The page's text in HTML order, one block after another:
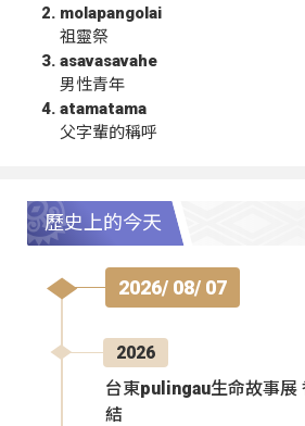
molapangolai
祖靈祭
asavasavahe
男性青年
atamatama
父字輩的稱呼
歷史上的今天
2026/ 08/ 07
2026
台東pulingau生命故事展
結